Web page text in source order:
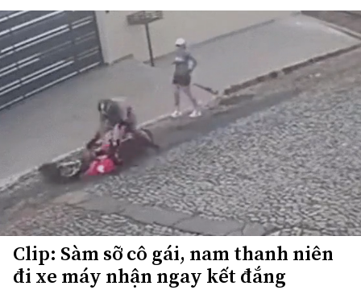
Clip: Sàm sỡ cô gái, nam thanh niên
đi xe máy nhận ngay kết đắng